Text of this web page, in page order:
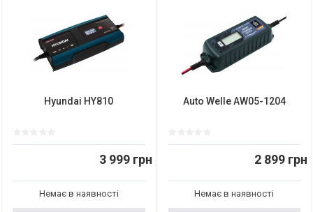
Hyundai HY810
3 999 грн
Немає в наявності
Auto Welle AW05-1204
2 899 грн
Немає в наявності